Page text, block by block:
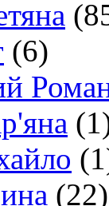
(6)
(22)